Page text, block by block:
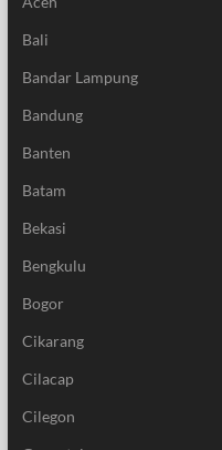
Bali
Bandar Lampung
Bandung
Banten
Batam
Bekasi
Bengkulu
Bogor
Cikarang
Cilacap
Cilegon